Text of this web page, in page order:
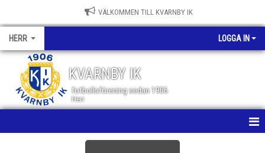
VÄLKOMMEN TILL KVARNBY IK
HERR LOGGA IN
KVARNBY IK
fotbollsförening sedan 1906
Herr